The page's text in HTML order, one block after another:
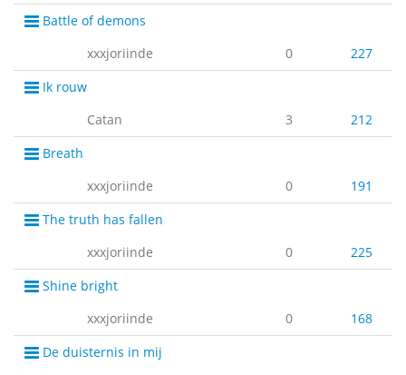
Battle of demons
xxxjoriinde
0
227
Ik rouw
Catan
3
212
Breath
xxxjoriinde
0
191
The truth has fallen
xxxjoriinde
0
225
Shine bright
xxxjoriinde
0
168
De duisternis in mij